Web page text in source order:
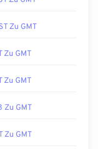
Zu GMT
Zu GMT
Zu GMT
Zu GMT
Zu GMT